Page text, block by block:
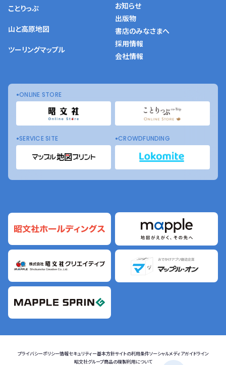
ことりっぷ
山と高原地図
ツーリングマップル
お知らせ
出版物
書店のみなさまへ
採用情報
会社情報
ONLINE STORE
SERVICE SITE CROWDFUNDING
プライバシーポリシー情報セキュリティー基本方針サイトの利用条件ソーシャルメディアガイドライン
昭文社グループ商品の複製利用について